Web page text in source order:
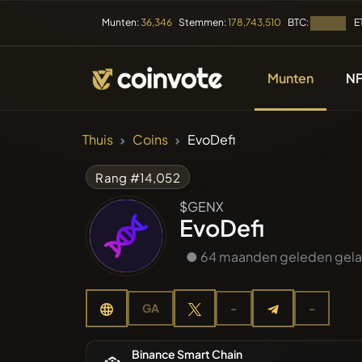
Munten:36,346 Stemmen:178,743,510 BTC:
Munten
Trending
Thuis Coins EvoDefi
Rang #14,052
$GENX
EvoDefi
● 64 maanden geleden
GA - -
Binance Smart Chain